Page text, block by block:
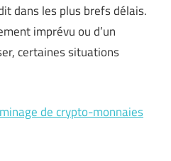
dans les plus brefs délais.
imprévu ou d’un
certaines situations
de crypto-monnaies